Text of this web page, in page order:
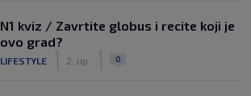
N1 kviz / Zavrtite globus i recite koji je
ovo grad?
LIFESTYLE 2. lip. 0